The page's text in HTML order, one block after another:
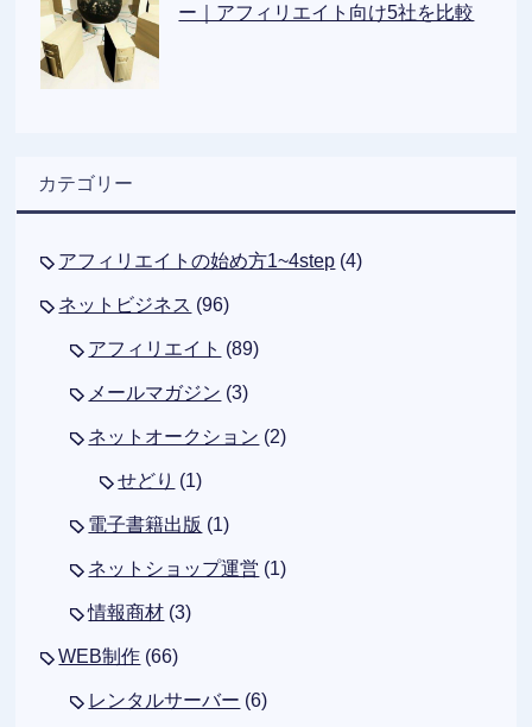
ー｜アフィリエイト向け5社を比較
カテゴリー
アフィリエイトの始め方1~4step (4)
ネットビジネス (96)
アフィリエイト (89)
メールマガジン (3)
ネットオークション (2)
せどり (1)
電子書籍出版 (1)
ネットショップ運営 (1)
情報商材 (3)
WEB制作 (66)
レンタルサーバー (6)